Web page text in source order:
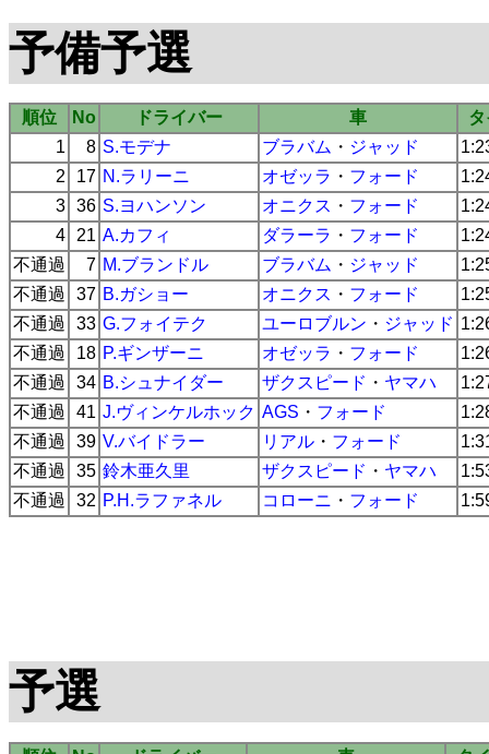
予備予選
順位 No ドライバー 車
1
8 S.モデナ ブラバム ・ ジャッド
2
17 N.ラリーニ オゼッラ ・ フォード
3 36 S.ヨハンソン オニクス ・ フォード
4
21 A.カフィ ダラーラ ・ フォード
不通過
7 M.ブランドル ブラバム ・ ジャッド
不通過
37 B.ガショー オニクス ・ フォード
不通過
33 G.フォイテク ユーロブルン ・ ジャッド
不通過
18 P.ギンザーニ オゼッラ ・ フォード
不通過
34 B.シュナイダー ザクスピード ・ ヤマハ
不通過
41 J.ヴィンケルホック AGS ・ フォード
不通過
39 V.バイドラー リアル ・ フォード
不通過
35 鈴木亜久里 ザクスピード ・ ヤマハ
不通過
32 P.H.ラファネル コローニ ・ フォード
予選